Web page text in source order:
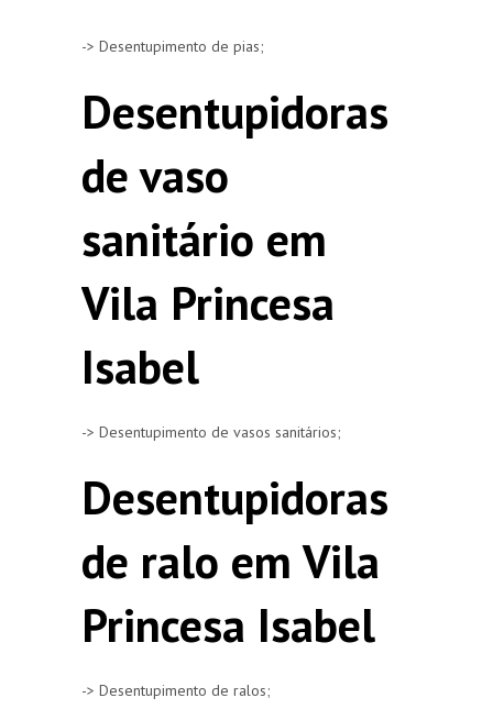
-> Desentupimento de pias;
Desentupidoras
de vaso
sanitário em
Vila Princesa
Isabel
-> Desentupimento de vasos sanitários;
Desentupidoras
de ralo em Vila
Princesa Isabel
-> Desentupimento de ralos;